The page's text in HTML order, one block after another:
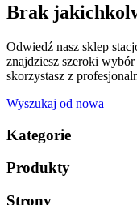
Brak
Odwiedź nasz sklep
znajdziesz szeroki
skorzystasz z
Wyszukaj od nowa
Kategorie
Produkty
Strony